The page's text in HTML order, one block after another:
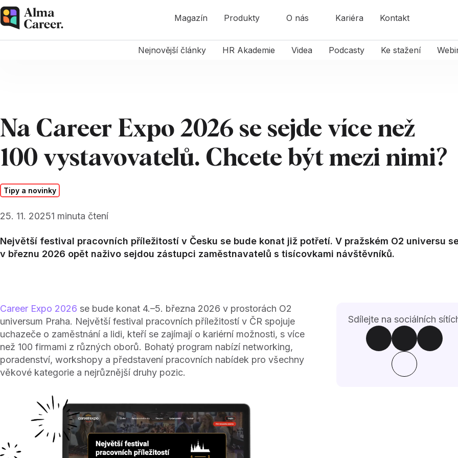
Magazín Produkty O nás Kariéra Kontakt
Nejnovější články HR Akademie Videa Podcasty Ke stažení
Na Career Expo 2026 se sejde více než
100 vystavovatelů. Chcete být mezi nimi?
Tipy a novinky
25. 11. 20251 minuta čtení
Největší festival pracovních příležitostí v Česku se bude konat již potřetí. V pražském O2 universu
v březnu 2026 opět naživo sejdou zástupci zaměstnavatelů s tisícovkami návštěvníků.
Career Expo 2026 se bude konat 4.–5. března 2026 v prostorách O2
universum Praha. Největší festival pracovních příležitostí v ČR spojuje
uchazeče o zaměstnání a lidi, kteří se zajímají o kariérní možnosti, s více
než 100 firmami z různých oborů. Bohatý program nabízí networking,
poradenství, workshopy a představení pracovních nabídek pro všechny
věkové kategorie a nejrůznější druhy pozic.
Sdílejte na sociálních